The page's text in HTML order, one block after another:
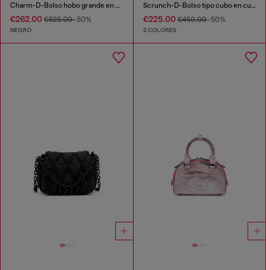
Charm-D-Bolso hobo grande en denim acolchado tratado
€262.00 €525.00-50%
NEGRO
Scrunch-D-Bolso tipo cubo en cuero arrugado y brillante
€225.00€450.00-50%
2 COLORES